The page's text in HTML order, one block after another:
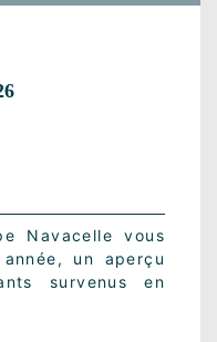
Navacelle vous
un aperçu
survenus en